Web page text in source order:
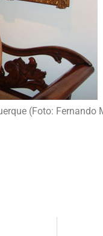
(Foto: Fernando